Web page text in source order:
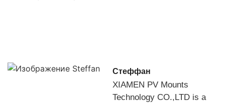
Стеффан
XIAMEN PV Mounts
Technology CO.,LTD is a